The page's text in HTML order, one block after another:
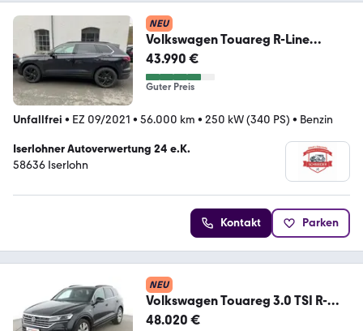
NEU
Volkswagen Touareg R-Line
4Motion
43.990 €
Guter Preis
Unfallfrei • EZ 09/2021 • 56.000 km • 250 kW (340 PS) • Benzin
Iserlohner Autoverwertung 24 e.K.
58636 Iserlohn
Kontakt Parken
NEU
Volkswagen Touareg 3.0 TSI R-
Line 4Motion Aut.*NAVI*HUD*LED
48.020 €